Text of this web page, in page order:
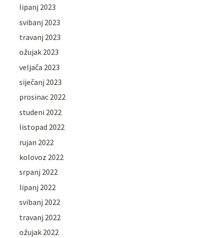
lipanj 2023
svibanj 2023
travanj 2023
ožujak 2023
veljača 2023
siječanj 2023
prosinac 2022
studeni 2022
listopad 2022
rujan 2022
kolovoz 2022
srpanj 2022
lipanj 2022
svibanj 2022
travanj 2022
ožujak 2022